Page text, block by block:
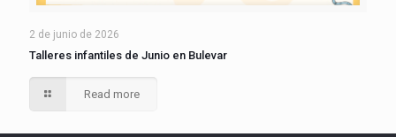
2 de junio de 2026
Talleres infantiles de Junio en Bulevar
Read more